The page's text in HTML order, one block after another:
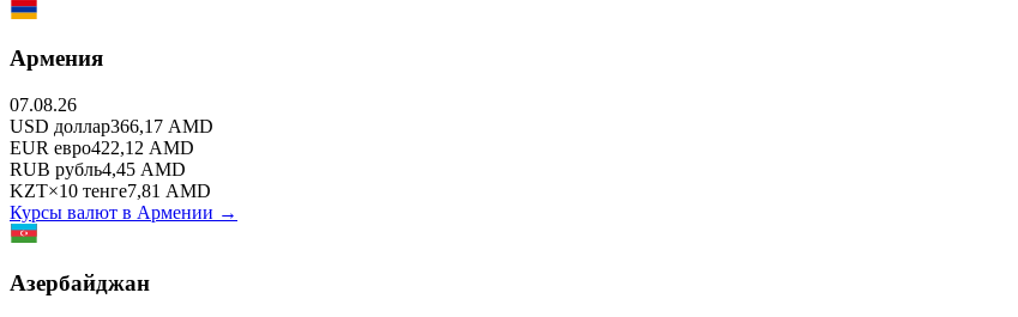
Армения
07.08.26
USD доллар366,17 AMD
EUR евро422,12 AMD
RUB рубль4,45 AMD
KZT×10 тенге7,81 AMD
Курсы валют в Армении →
Азербайджан